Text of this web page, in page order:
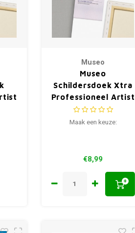
Museo
Museo
Schildersdoek Xtra
Professioneel Artist
3D Katoen 335
gram 41 mm dik
Maak een keuze:
€8,99
+